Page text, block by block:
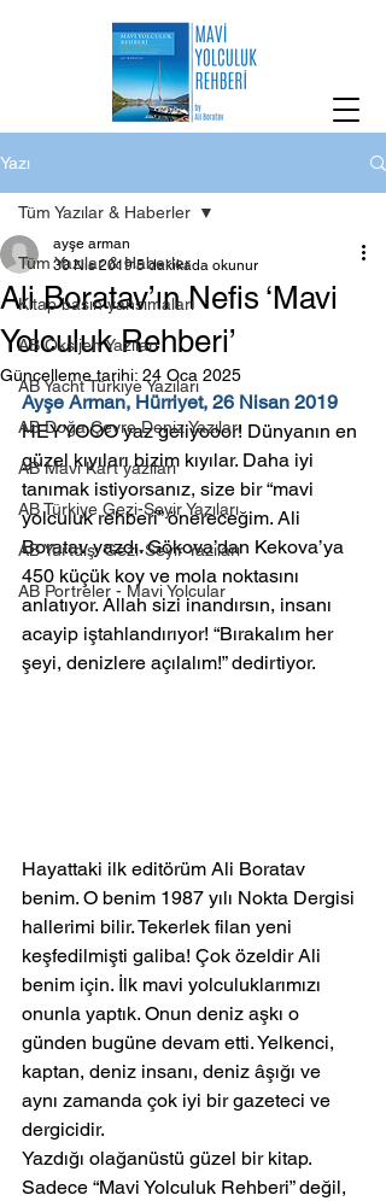
Yazı
Tüm Yazılar & Haberler
Kitap basın yansımaları
AB Oksijen Yazıları
AB Yacht Türkiye Yazıları
AB Doğa Çevre Deniz Yazıları
AB Mavi Kart yazıları
AB Türkiye Gezi-Seyir Yazıları
AB Yurtdışı Gezi-Seyir Yazıları
AB Portreler - Mavi Yolcular
Tüm Yazılar & Haberler
Ali Boratav’ın Nefis ‘Mavi
Yolculuk Rehberi’
ayşe arman
30 Nis 2019 5 dakikada okunur
Güncelleme tarihi: 24 Oca 2025
Ayşe Arman, Hürriyet, 26 Nisan 2019
HEYYOOO yaz geliyooor! Dünyanın en
güzel kıyıları bizim kıyılar. Daha iyi
tanımak istiyorsanız, size bir “mavi
yolculuk rehberi” önereceğim. Ali
Boratav yazdı. Gökova’dan Kekova’ya
450 küçük koy ve mola noktasını
anlatıyor. Allah sizi inandırsın, insanı
acayip iştahlandırıyor! “Bırakalım her
şeyi, denizlere açılalım!” dedirtiyor.
Hayattaki ilk editörüm Ali Boratav
benim. O benim 1987 yılı Nokta Dergisi
hallerimi bilir. Tekerlek filan yeni
keşfedilmişti galiba! Çok özeldir Ali
benim için. İlk mavi yolculuklarımızı
onunla yaptık. Onun deniz aşkı o
günden bugüne devam etti. Yelkenci,
kaptan, deniz insanı, deniz âşığı ve
aynı zamanda çok iyi bir gazeteci ve
dergicidir.
Yazdığı olağanüstü güzel bir kitap.
Sadece “Mavi Yolculuk Rehberi” değil,